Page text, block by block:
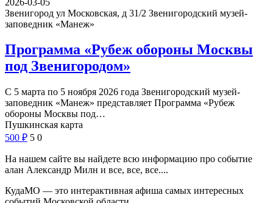
Звенигород ул Московская, д 31/2 Звенигородский музей-
заповедник «Манеж»
Программа «Рубеж обороны Москвы
под Звенигородом»
С 5 марта по 5 ноября 2026 года Звенигородский музей-
заповедник «Манеж» представляет Программа «Рубеж
обороны Москвы под…
Пушкинская карта
500 ₽ 5 0
На нашем сайте вы найдете всю информацию про событие
алан Александр Милн и все, все, все....
КудаМО — это интерактивная афиша самых интересных